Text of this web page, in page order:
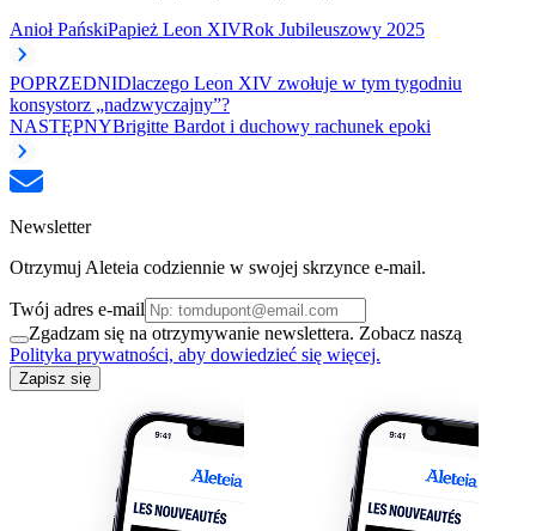
Anioł PańskiPapież Leon XIVRok Jubileuszowy 2025
POPRZEDNIDlaczego Leon XIV zwołuje w tym tygodniu
konsystorz „nadzwyczajny”?
NASTĘPNYBrigitte Bardot i duchowy rachunek epoki
Newsletter
Otrzymuj Aleteia codziennie w swojej skrzynce e-mail.
Twój adres e-mail
Zgadzam się na otrzymywanie newslettera. Zobacz naszą
Polityka prywatności, aby dowiedzieć się więcej.
Zapisz się